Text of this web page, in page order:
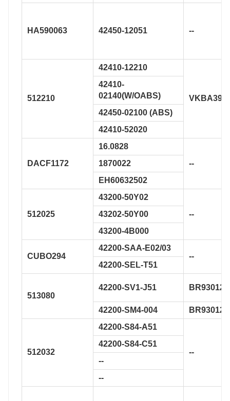
HA590063 42450-12051 --
512210
42410-12210
42410-
02140(W/OABS)
42450-02100 (ABS)
42410-52020
DACF1172
16.0828
--
1870022
EH60632502
512025
43200-50Y02
--
43202-50Y00
43200-4B000
CUBO294
42200-SAA-E02/03
--
42200-SEL-T51
513080
42200-SV1-J51 BR930126
42200-SM4-004 BR930129
512032
42200-S84-A51
--
42200-S84-C51
--
--